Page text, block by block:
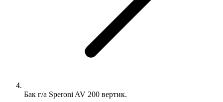
Бак г/а Speroni AV 200 вертик.